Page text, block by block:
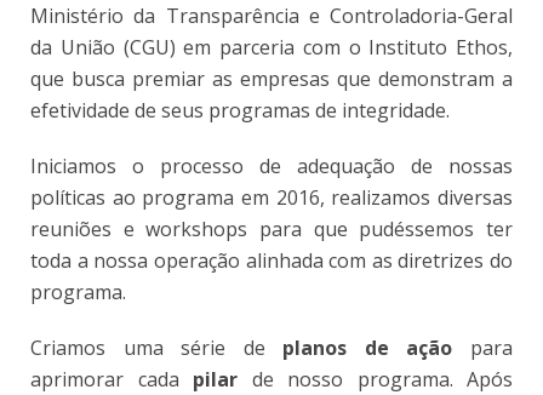
Ministério da Transparência e Controladoria-Geral
da União (CGU) em parceria com o Instituto Ethos,
que busca premiar as empresas que demonstram a
efetividade de seus programas de integridade.
Iniciamos o processo de adequação de nossas
políticas ao programa em 2016, realizamos diversas
reuniões e workshops para que pudéssemos ter
toda a nossa operação alinhada com as diretrizes do
programa.
Criamos uma série de planos de ação para
aprimorar cada pilar de nosso programa. Após